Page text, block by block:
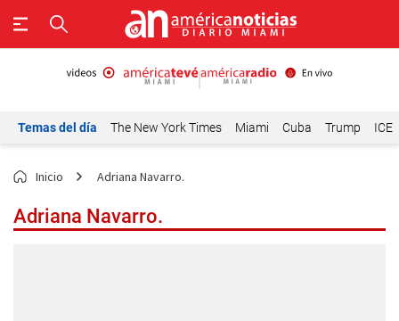
Temas del día The New York Times Miami Cuba Trump ICE
Inicio Adriana Navarro.
Adriana Navarro.